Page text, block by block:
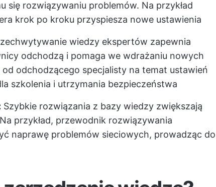
się rozwiązywaniu problemów. Na przykład
krok po kroku przyspiesza nowe ustawienia
wiedzy ekspertów zapewnia
odchodzą i pomaga we wdrażaniu nowych
odchodzącego specjalisty na temat ustawień
szkolenia i utrzymania bezpieczeństwa
Szybkie rozwiązania z bazy wiedzy zwiększają
przykład, przewodnik rozwiązywania
naprawę problemów sieciowych, prowadząc do